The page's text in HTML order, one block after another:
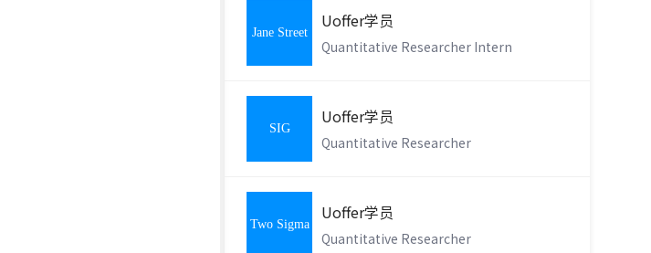
Jane Street
Uoffer学员
Quantitative Researcher Intern
SIG
Uoffer学员
Quantitative Researcher
Two Sigma
Uoffer学员
Quantitative Researcher